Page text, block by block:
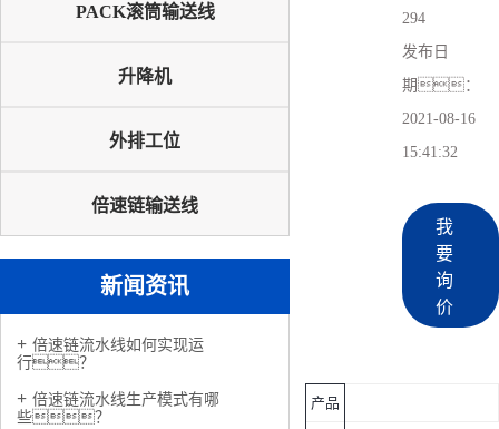
PACK滚筒输送线
升降机
外排工位
倍速链输送线
新闻资讯
倍速链流水线如何实现运
行？
倍速链流水线生产模式有哪
些？
294
发布日
期：
2021-08-16
15:41:32
我
要
询
价
产品